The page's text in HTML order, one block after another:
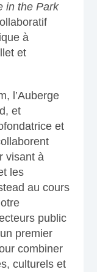
in the Park
à
et
l’Auberge
et
et
visant à
les
au cours
public
premier
combiner
culturels et